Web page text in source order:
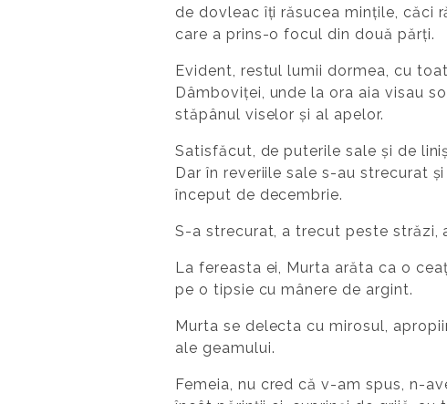
de dovleac îți răsucea mințile, căci
care a prins-o focul din două părți.
Evident, restul lumii dormea, cu
Dâmboviței, unde la ora aia visau
stăpânul viselor și al apelor.
Satisfăcut, de puterile sale și de
Dar în reveriile sale s-au strecurat
început de decembrie.
S-a strecurat, a trecut peste străzi,
La fereasta ei, Murta arăta ca o
pe o tipsie cu mânere de argint.
Murta se delecta cu mirosul,
ale geamului.
Femeia, nu cred că v-am spus, n-